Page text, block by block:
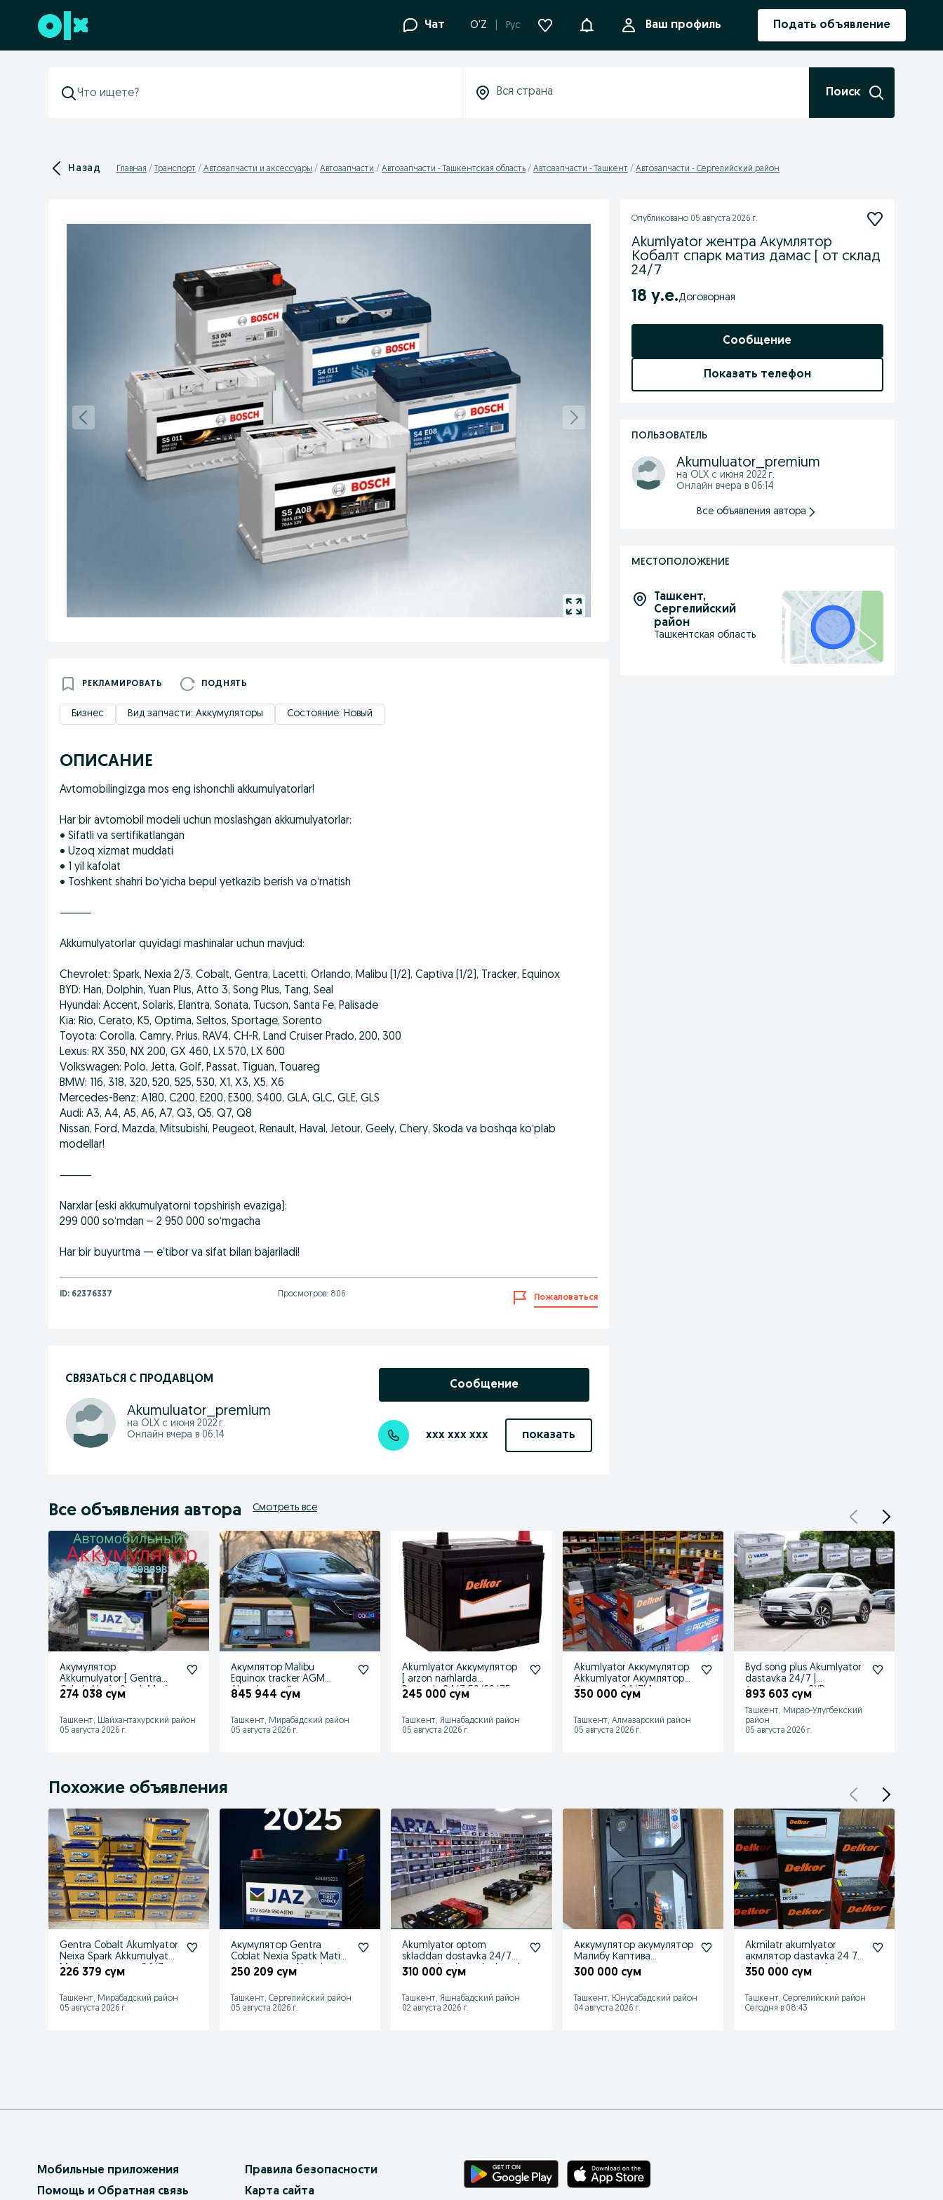
Перейти к нижнему колонтитулу Чат O'Z Рус УведомленияВаш профиль Подать объявление
Поиск
Назад Главная Транспорт Автозапчасти и аксессуары Автозапчасти Автозапчасти - Ташкентская область Автозапчасти - Ташкент Автозапчасти - Сергелийский район
РЕКЛАМИРОВАТЬ ПОДНЯТЬ
Бизнес Вид запчасти: Аккумуляторы Состояние: Новый
ОПИСАНИЕ
Avtomobilingizga mos eng ishonchli akkumulyatorlar!
Har bir avtomobil modeli uchun moslashgan akkumulyatorlar:
• Sifatli va sertifikatlangan
• Uzoq xizmat muddati
• 1 yil kafolat
• Toshkent shahri bo‘yicha bepul yetkazib berish va o‘rnatish
⸻
Akkumulyatorlar quyidagi mashinalar uchun mavjud:
Chevrolet: Spark, Nexia 2/3, Cobalt, Gentra, Lacetti, Orlando, Malibu (1/2), Captiva (1/2), Tracker, Equinox
BYD: Han, Dolphin, Yuan Plus, Atto 3, Song Plus, Tang, Seal
Hyundai: Accent, Solaris, Elantra, Sonata, Tucson, Santa Fe, Palisade
Kia: Rio, Cerato, K5, Optima, Seltos, Sportage, Sorento
Toyota: Corolla, Camry, Prius, RAV4, CH-R, Land Cruiser Prado, 200, 300
Lexus: RX 350, NX 200, GX 460, LX 570, LX 600
Volkswagen: Polo, Jetta, Golf, Passat, Tiguan, Touareg
BMW: 116, 318, 320, 520, 525, 530, X1, X3, X5, X6
Mercedes-Benz: A180, C200, E200, E300, S400, GLA, GLC, GLE, GLS
Audi: A3, A4, A5, A6, A7, Q3, Q5, Q7, Q8
Nissan, Ford, Mazda, Mitsubishi, Peugeot, Renault, Haval, Jetour, Geely, Chery, Skoda va boshqa ko‘plab
modellar!
⸻
Narxlar (eski akkumulyatorni topshirish evaziga):
299 000 so‘mdan – 2 950 000 so‘mgacha
Har bir buyurtma — e’tibor va sifat bilan bajariladi!
ID: 62376337 Просмотров: 806 Пожаловаться
СВЯЗАТЬСЯ С ПРОДАВЦОМ
Akumuluator_premium
на OLX с июня 2022 г.
Онлайн вчера в 06:14
Сообщение
xxx xxx xxx показать
Опубликовано 05 августа 2026 г.
Akumlyator жентра Акумлятор
Кобалт спарк матиз дамас [ от склад
24/7
18 у.е. Договорная
Сообщение
Показать телефон
ПОЛЬЗОВАТЕЛЬ
Akumuluator_premium
на OLX с июня 2022 г.
Онлайн вчера в 06:14
Все объявления автора
МЕСТОПОЛОЖЕНИЕ
Ташкент,
Сергелийский
район
Ташкентская область
Все объявления автора Смотреть все
Акумулятор
Akkumulyator [ Gentra
Cobalt Nexia Spark Matiz
Damas 24/7
274 038 сум
Ташкент, Шайхантахурский район
05 августа 2026 г.
Акумлятор Malibu
Equinox tracker AGM
Akumlyator Доставка
24/7 от склад
845 944 сум
Ташкент, Мирабадский район
05 августа 2026 г.
Akumlyator Аккумулятор
[ arzon narhlarda
Dostavka24/7 50/60/75
245 000 сум
Ташкент, Яшнабадский район
05 августа 2026 г.
Akumlyator Аккумулятор
Akkumlyator Акумлятор
Доставка 24/7( 1 год гар
350 000 сум
Ташкент, Алмазарский район
05 августа 2026 г.
Byd song plus Akumlyator
dastavka 24/7 |
Аккумулятор BYD song
893 603 сум
Ташкент, Мирзо-Улугбекский
район
05 августа 2026 г.
Похожие объявления
Gentra Cobalt Akumlyator
Neixa Spark Akkumulyator
Matiz Акумлятор 24/7
226 379 сум
Ташкент, Мирабадский район
05 августа 2026 г.
Акумулятор Gentra
Coblat Nexia Spatk Matiz
Аккумулятор Akumlyator
250 209 сум
Ташкент, Сергелийский район
05 августа 2026 г.
Akumlyator optom
skladdan dostavka 24/7
ustanovka dostavka bepul
310 000 сум
Ташкент, Яшнабадский район
02 августа 2026 г.
Аккумулятор акумулятор
Малибу Каптива
асартмент
300 000 сум
Ташкент, Юнусабадский район
04 августа 2026 г.
Akmilatr akumlyator
акмлятор dastavka 24 7
dastavka ustanovka
350 000 сум
Ташкент, Сергелийский район
Сегодня в 08:43
Мобильные приложения
Помощь и Обратная связь
Правила безопасности
Карта сайта